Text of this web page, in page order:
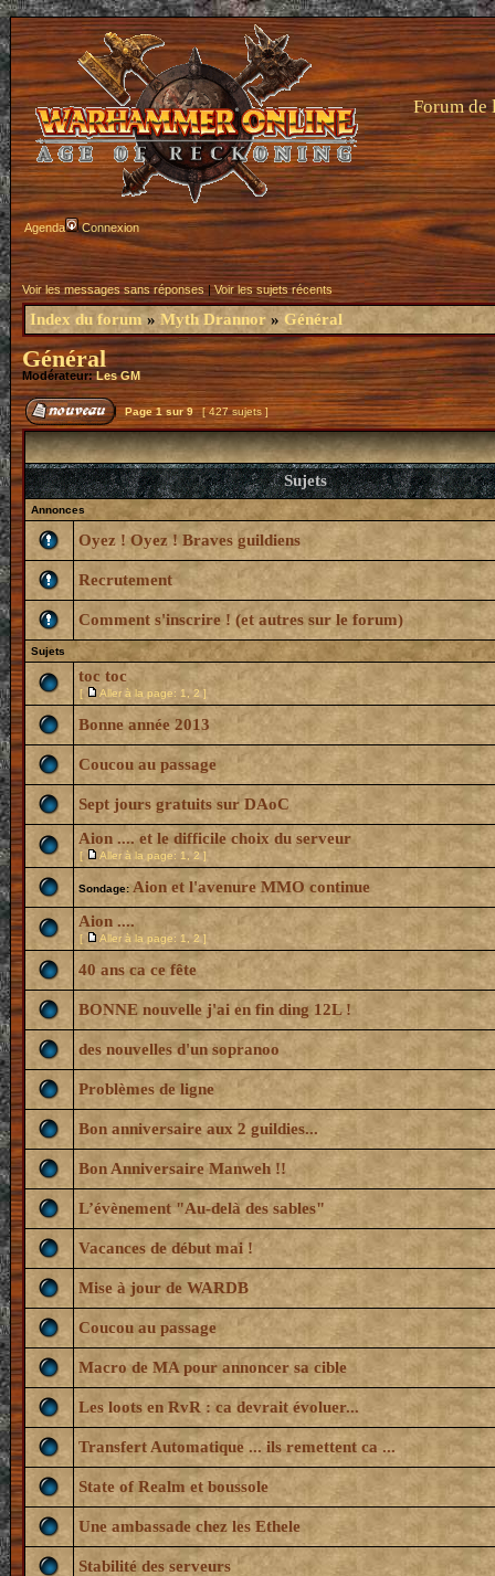
Forum
Agenda Connexion
Voir les messages sans réponses|Voir les sujets récents
Index du forum » Myth Drannor» Général
Général
Modérateur:Les GM
Page1sur9 [ 427 sujets ]
Sujets
Annonces
Oyez ! Oyez ! Braves guildiens
Recrutement
Comment s'inscrire ! (et autres sur le forum)
Sujets
toc toc
[ Aller à la page: 1 2]
Bonne année 2013
Coucou au passage
Sept jours gratuits sur DAoC
Aion .... et le difficile choix du serveur
[ Aller à la page: 1 2]
Sondage: Aion et l'avenure MMO continue
Aion ....
[ Aller à la page: 1 2]
40 ans ca ce fête
BONNE nouvelle j'ai en fin ding 12L !
des nouvelles d'un sopranoo
Problèmes de ligne
Bon anniversaire aux 2 guildies...
Bon Anniversaire Manweh !!
L’évènement "Au-delà des sables"
Vacances de début mai !
Mise à jour de WARDB
Coucou au passage
Macro de MA pour annoncer sa cible
Les loots en RvR : ca devrait évoluer...
Transfert Automatique ... ils remettent ca ...
State of Realm et boussole
Une ambassade chez les Ethele
Stabilité des serveurs